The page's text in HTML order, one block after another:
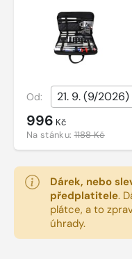
Od:
996 Kč
Na stánku:1188 Kč
Dárek, nebo
předplatitele.
plátce, a to
úhrady.